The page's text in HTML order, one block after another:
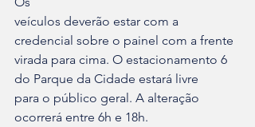
veículos deverão estar com a
credencial sobre o painel com a frente
virada para cima. O estacionamento 6
do Parque da Cidade estará livre
para o público geral. A alteração
ocorrerá entre 6h e 18h.